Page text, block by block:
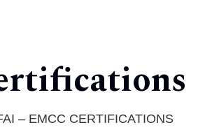
– EMCC CERTIFICATIONS